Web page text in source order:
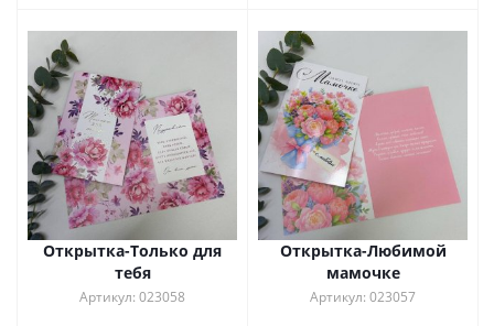
Открытка-Только для
тебя
Артикул: 023058
Открытка-Любимой
мамочке
Артикул: 023057